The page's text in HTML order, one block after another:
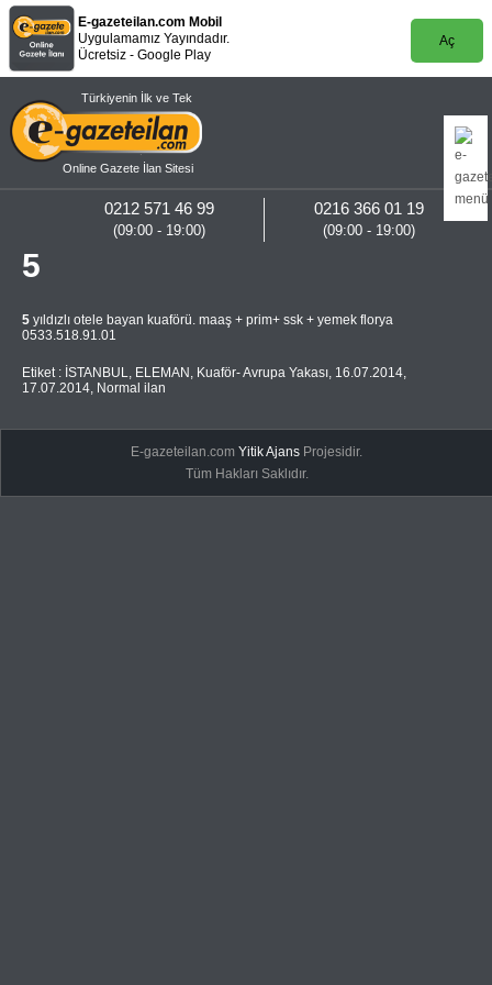
E-gazeteilan.com Mobil
Uygulamamız Yayındadır.
Ücretsiz - Google Play
Aç
Türkiyenin İlk ve Tek
Online Gazete İlan Sitesi
0216 366 01 19
(09:00 - 19:00)
0212 571 46 99
(09:00 - 19:00)
5
5 yıldızlı otele bayan kuaförü. maaş + prim+ ssk + yemek florya
0533.518.91.01
Etiket : İSTANBUL, ELEMAN , Kuaför- Avrupa Yakası, 16.07.2014,
17.07.2014, Normal ilan
E-gazeteilan.comYitik Ajans Projesidir.
Tüm Hakları Saklıdır.